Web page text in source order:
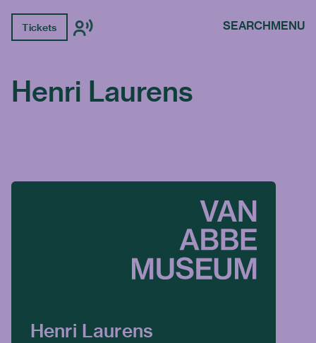
Tickets SEARCHMENU
Henri Laurens
Henri Laurens